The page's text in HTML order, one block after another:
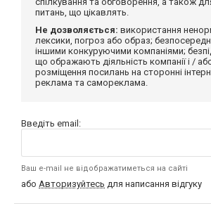
питань, що цікавлять.
Не дозволяється: використання
лексики, погроз або образ;
іншими конкуруючими компаніями;
що ображають діяльність компанії і / або
розміщення посилань на сторонні
реклама та самореклама.
Введіть email:
Ваш e-mail не відображатиметься на сайті
або Авторизуйтесь для написання відгуку